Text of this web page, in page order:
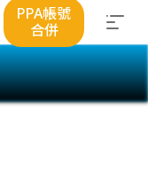
PPA帳號
合併